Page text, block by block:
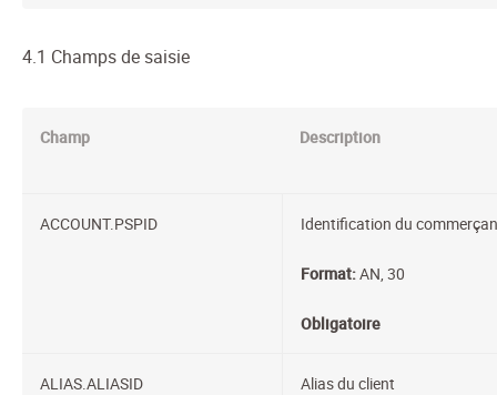
4.1 Champs de saisie
Champ Description
ACCOUNT.PSPID Identification du
Format:AN, 30
Obligatoire
ALIAS.ALIASID Alias du client